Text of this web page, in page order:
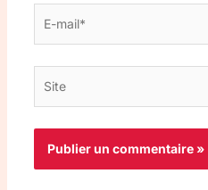
mail*